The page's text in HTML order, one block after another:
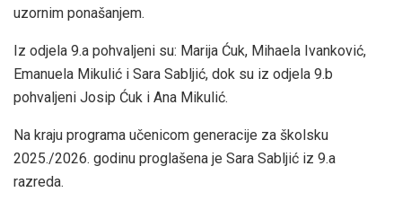
uzornim ponašanjem.
Iz odjela 9.a pohvaljeni su: Marija Ćuk, Mihaela Ivanković,
Emanuela Mikulić i Sara Sabljić, dok su iz odjela 9.b
pohvaljeni Josip Ćuk i Ana Mikulić.
Na kraju programa učenicom generacije za školsku
2025./2026. godinu proglašena je Sara Sabljić iz 9.a
razreda.